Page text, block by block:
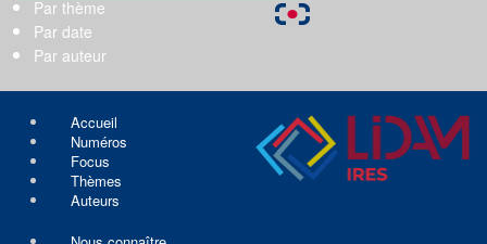
Par thème
Par date
Par auteur
Accueil
Numéros
Focus
Thèmes
Auteurs